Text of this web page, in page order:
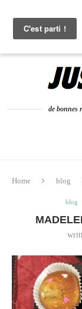
de bonnes
Home blog
blog